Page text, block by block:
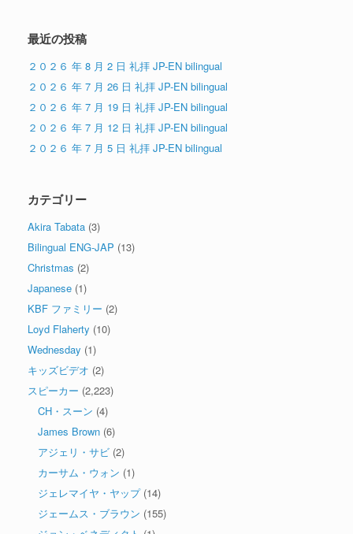
最近の投稿
２０２６ 年 8 月 2 日 礼拝 JP-EN bilingual
２０２６ 年 7 月 26 日 礼拝 JP-EN bilingual
２０２６ 年 7 月 19 日 礼拝 JP-EN bilingual
２０２６ 年 7 月 12 日 礼拝 JP-EN bilingual
２０２６ 年 7 月 5 日 礼拝 JP-EN bilingual
カテゴリー
Akira Tabata (3)
Bilingual ENG-JAP (13)
Christmas (2)
Japanese (1)
KBF ファミリー (2)
Loyd Flaherty (10)
Wednesday (1)
キッズビデオ (2)
スピーカー (2,223)
CH・スーン (4)
James Brown (6)
アジェリ・サビ (2)
カーサム・ウォン (1)
ジェレマイヤ・ヤップ(14)
ジェームス・ブラウン (155)